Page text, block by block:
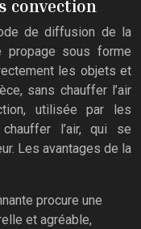
convection
de diffusion de la
propage sous forme
les objets et
sans chauffer l’air
utilisée par les
l’air, qui se
Les avantages de la
procure une
et agréable,